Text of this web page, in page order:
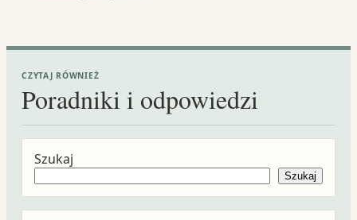
CZYTAJ RÓWNIEŻ
Poradniki i odpowiedzi
Szukaj
Szukaj